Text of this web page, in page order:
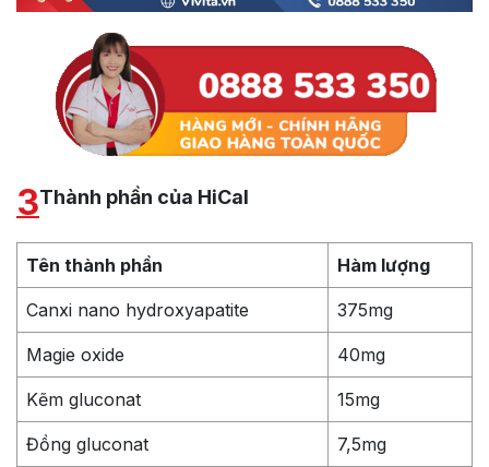
3Thành phần của HiCal
Tên thành phần Hàm lượng
Canxi nano hydroxyapatite 375mg
Magie oxide 40mg
Kẽm gluconat 15mg
Đồng gluconat 7,5mg